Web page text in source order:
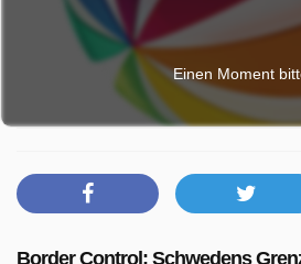
Einen Moment
Border Control: Schwedens